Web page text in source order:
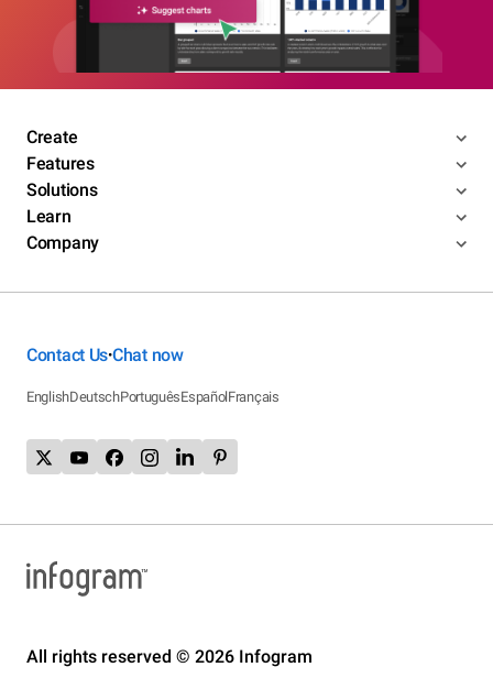
Create
Features
Solutions
Learn
Company
Contact Us•Chat now
EnglishDeutschPortuguêsEspañolFrançais
All rights reserved © 2026 Infogram